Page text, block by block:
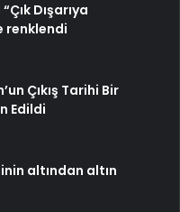
Dışarıya
renklendi
Çıkış Tarihi Bir
Edildi
altından altın